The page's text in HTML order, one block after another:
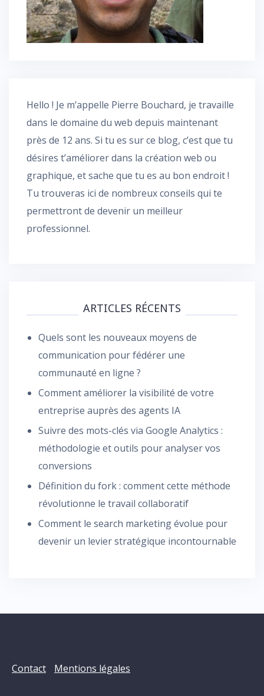
Hello ! Je m’appelle Pierre Bouchard, je travaille
dans le domaine du web depuis maintenant
près de 12 ans. Si tu es sur ce blog, c’est que tu
désires t’améliorer dans la création web ou
graphique, et sache que tu es au bon endroit !
Tu trouveras ici de nombreux conseils qui te
permettront de devenir un meilleur
professionnel.
ARTICLES RÉCENTS
Quels sont les nouveaux moyens de
communication pour fédérer une
communauté en ligne ?
Comment améliorer la visibilité de votre
entreprise auprès des agents IA
Suivre des mots-clés via Google Analytics :
méthodologie et outils pour analyser vos
conversions
Définition du fork : comment cette méthode
révolutionne le travail collaboratif
Comment le search marketing évolue pour
devenir un levier stratégique incontournable
Contact Mentions légales